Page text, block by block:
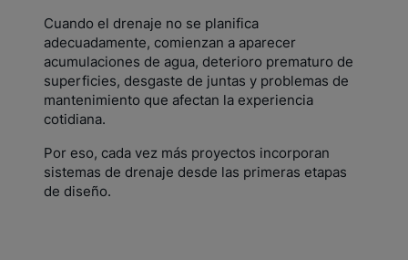
Cuando el drenaje no se planifica
adecuadamente, comienzan a aparecer
acumulaciones de agua, deterioro prematuro de
superficies, desgaste de juntas y problemas de
mantenimiento que afectan la experiencia
cotidiana.
Por eso, cada vez más proyectos incorporan
sistemas de drenaje desde las primeras etapas
de diseño.